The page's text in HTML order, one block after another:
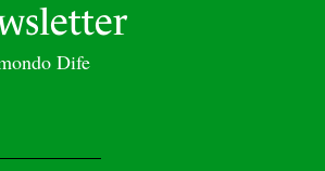
Dife